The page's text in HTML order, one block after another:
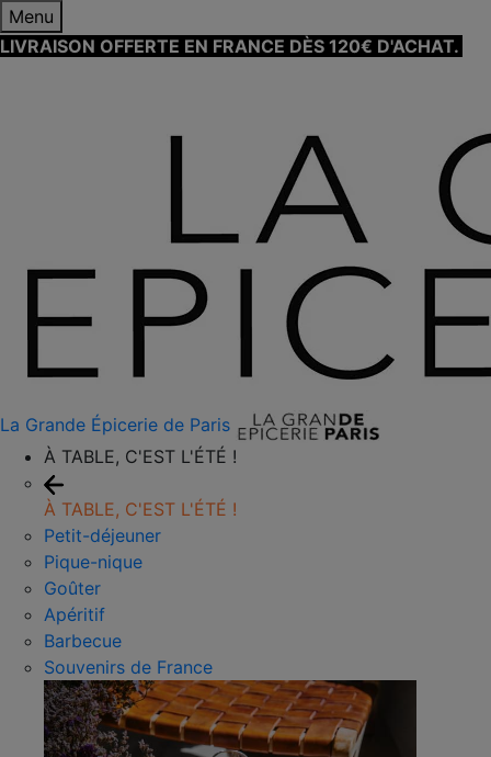
Menu
LIVRAISON OFFERTE EN FRANCE DÈS 120€ D'ACHAT.
La Grande Épicerie de Paris
À TABLE, C'EST L'ÉTÉ !
À TABLE, C'EST L'ÉTÉ !
Petit-déjeuner
Pique-nique
Goûter
Apéritif
Barbecue
Souvenirs de France